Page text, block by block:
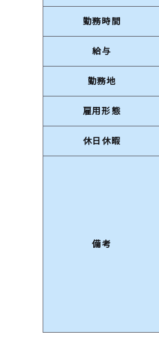
勤務時間
給与
勤務地
雇用形態
休日休暇
備考